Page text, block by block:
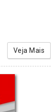
Veja Mais